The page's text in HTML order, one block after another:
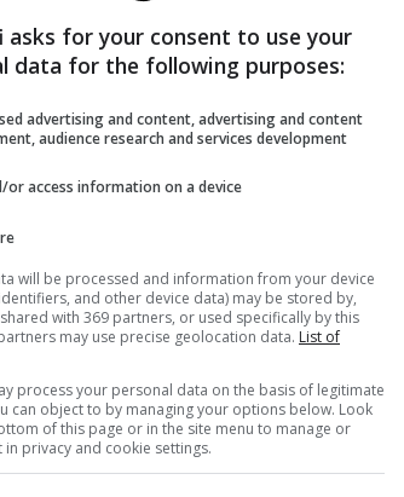
dhe Renato Veiga patën duelet e
pas Kylian Mbappes si
asks for your consent to use your
data for the following purposes:
advertising and content, advertising and content
audience research and services development
or access information on a device
will be processed and information from your device
and other device data) may be stored by,
with 369 partners, or used specifically by this
may use precise geolocation data. List of
process your personal data on the basis of legitimate
can object to by managing your options below. Look
of this page or in the site menu to manage or
privacy and cookie settings.